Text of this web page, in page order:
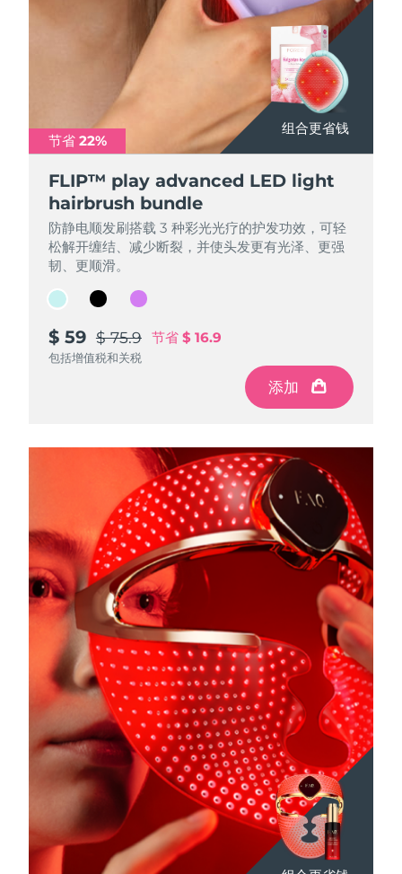
组合更省钱
节省 22%
FLIP™ play advanced LED light
hairbrush bundle
防静电顺发刷搭载 3 种彩光光疗的护发功效，可轻
松解开缠结、减少断裂，并使头发更有光泽、更强
韧、更顺滑。
$ 59 $ 75.9 节省 $ 16.9
包括增值税和关税
添加
组合更省钱
节省 22%
FLIP™ play advanced LED light
hairbrush bundle
防静电顺发刷搭载 3 种彩光光疗的护发功效，可轻
松解开缠结、减少断裂，并使头发更有光泽、更强
韧、更顺滑。
$ 59 $ 75.9 节省 $ 16.9
包括增值税和关税
添加
组合更省钱
节省 22%
FLIP™ play advanced LED light
hairbrush bundle
防静电顺发刷搭载 3 种彩光光疗的护发功效，可轻
松解开缠结、减少断裂，并使头发更有光泽、更强
韧、更顺滑。
$ 59 $ 75.9 节省 $ 16.9
包括增值税和关税
添加
FAQ™护肤品
All FAQ™ skincare
FAQ™产品
All anti-aging treatments
FAQ™护肤品
All FAQ™ skincare
FAQ™产品
All LED treatments
FAQ™产品
All hair treatments
FAQ™ skincare
All FAQ™ skincare
FAQ™ products
PEACH™ 2 Pro Max
Professional IPL hair removal device
PEACH™ 2
PEACH™ 2 go
Travel-friendly IPL hair removal
Cooling IPL hair removal gel
身体护理
BEAR™ 2 body
Microcurrent body toning
LUNA™ 4 body
SUPERCHARGED™ serum
Firming body serum
ESPADA™ 2 plus
Recurring acne LED therapy
ESPADA™ 2
Acne treatment device
ESPADA™ Blemish Solution
Concentrated acne gel
All acne treatment devices
眼部护理
BEAR™ 2 eyes & lips
Microcurrent line smoothing device
IRIS™ 2
Rejuvenating eye massager
眼部护肤
Advanced eye care treatment
All revitalizing eye massagers
毛孔护理
KIWI™ derma
Diamond microdermabrasion .
KIWI™
KIWI™ 皮肤护理
Advanced pore care essentials
护发
LUNA™ 4 hair
2-in-1 LED scalp massager
FLIP™ play advanced
Serum
For healthy hair
牙齿美白
NEW
issa™ Teeth Whitening Set
Dual LED + sonic device & 18% PAP gel
issa™ Teeth Whitening Gel
18% PAP
男士
全部购买
FOREO APP
关于我们
预计送达日期 8/10/26
预计送达日期8/14/26
预计送达日期8/10/26
直布罗陀 预计送达日期8/14/26
希腊 预计送达日期8/10/26
中国香港特别行政区 预计送达日期8/11/26
匈牙利
冰岛
印度尼西亚
预计送达日期 8/10/26
预计送达日期8/14/26
预计送达日期 8/10/26
日本 预计送达日期8/13/26
泽西岛 预计送达日期8/15/26
哈萨克斯坦 预计送达日期8/12/26
科威特 预计送达日期 8/10/26
拉脱维亚 预计送达日期8/10/26
黎巴嫩 预计送达日期8/11/26
预计送达日期8/10/26
卢森堡 预计送达日期8/10/26